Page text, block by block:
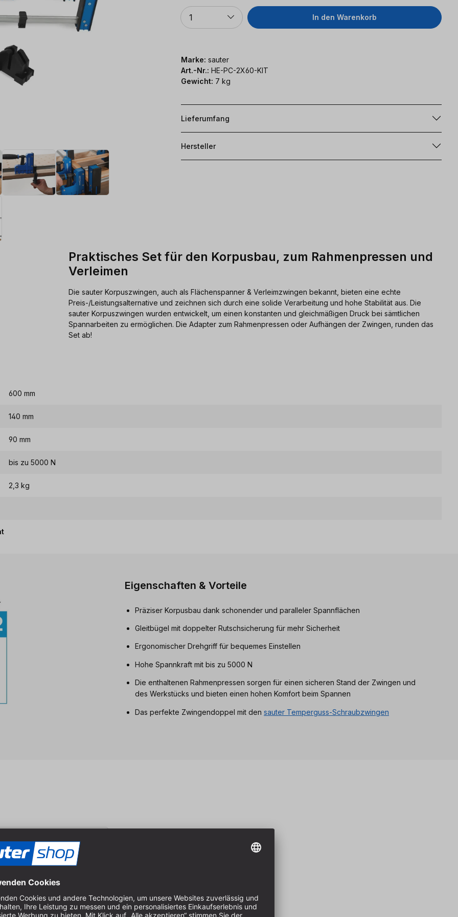
Anzahl
1 In den Warenkorb
Marke: sauter
Art.-Nr.: HE-PC-2X60-KIT
Gewicht: 7 kg
Lieferumfang
Hersteller
Praktisches Set für den Korpusbau, zum Rahmenpressen und
Verleimen
Die sauter Korpuszwingen, auch als Flächenspanner & Verleimzwingen bekannt, bieten eine echte
Preis-/Leistungsalternative und zeichnen sich durch eine solide Verarbeitung und hohe Stabilität aus. Die
sauter Korpuszwingen wurden entwickelt, um einen konstanten und gleichmäßigen Druck bei sämtlichen
Spannarbeiten zu ermöglichen. Die Adapter zum Rahmenpressen oder Aufhängen der Zwingen, runden das
Set ab!
600 mm
140 mm
90 mm
bis zu 5000 N
2,3 kg
Eigenschaften & Vorteile
Präziser Korpusbau dank schonender und paralleler Spannflächen
Gleitbügel mit doppelter Rutschsicherung für mehr Sicherheit
Ergonomischer Drehgriff für bequemes Einstellen
Hohe Spannkraft mit bis zu 5000 N
Die enthaltenen Rahmenpressen sorgen für einen sicheren Stand der Zwingen und
des Werkstücks und bieten einen hohen Komfort beim Spannen
Das perfekte Zwingendoppel mit den sauter Temperguss-Schraubzwingen